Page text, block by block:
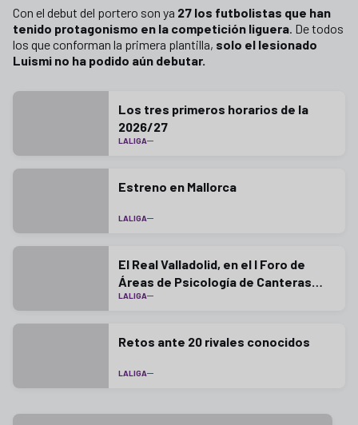
Con el debut del portero son ya 27 los futbolistas que han
tenido protagonismo en la competición liguera. De todos
los que conforman la primera plantilla, solo el lesionado
Luismi no ha podido aún debutar.
Los tres primeros horarios de la
2026/27
LALIGA
Estreno en Mallorca
LALIGA
El Real Valladolid, en el I Foro de
Áreas de Psicología de Canteras
LaLiga
LALIGA
Retos ante 20 rivales conocidos
LALIGA